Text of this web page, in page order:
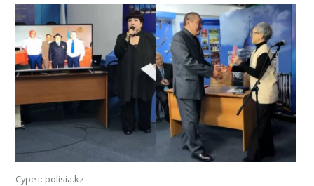
Сурет: polisia.kz